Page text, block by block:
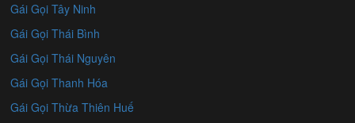
Gái Gọi Tây Ninh
Gái Gọi Thái Bình
Gái Gọi Thái Nguyên
Gái Gọi Thanh Hóa
Gái Gọi Thừa Thiên Huế